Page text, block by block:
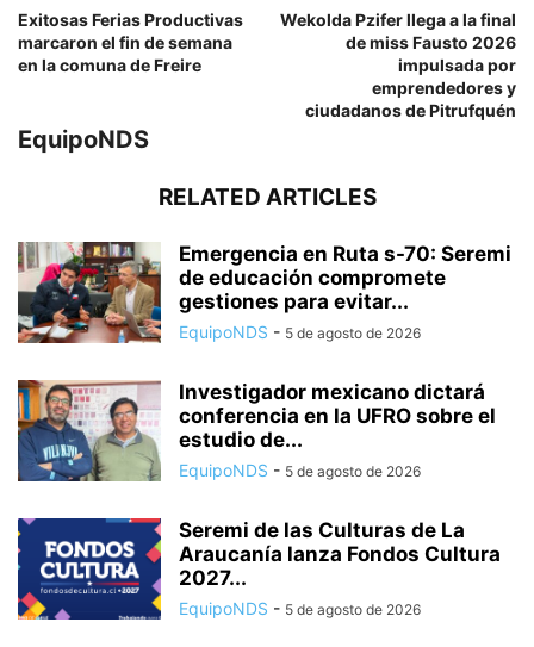
Exitosas Ferias Productivas
marcaron el fin de semana
en la comuna de Freire
Wekolda Pzifer llega a la final
de miss Fausto 2026
impulsada por
emprendedores y
ciudadanos de Pitrufquén
EquipoNDS
RELATED ARTICLES
Emergencia en Ruta s-70: Seremi
de educación compromete
gestiones para evitar...
EquipoNDS - 5 de agosto de 2026
Investigador mexicano dictará
conferencia en la UFRO sobre el
estudio de...
EquipoNDS - 5 de agosto de 2026
Seremi de las Culturas de La
Araucanía lanza Fondos Cultura
2027...
EquipoNDS - 5 de agosto de 2026